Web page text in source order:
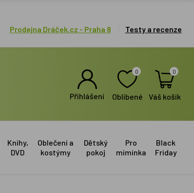
Prodejna Dráček.cz - Praha 8 Testy a recenze
Přihlášení
0
Oblíbené
0
Váš košík
Knihy,
DVD
Oblečení a
kostýmy
Dětský
pokoj
Pro
miminka
Black
Friday